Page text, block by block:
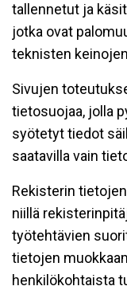
tallennetut ja
jotka ovat
teknisten
Sivujen
tietosuojaa, jolla
syötetyt tiedot
saatavilla vain
Rekisterin
niillä
työtehtävien
tietojen
henkilökohtaista